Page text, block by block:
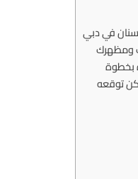
في دبي
ومظهرك
بخطوة
توقعه